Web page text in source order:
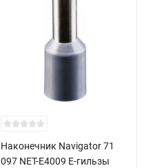
Наконечник Navigator 71
097 NET-E4009 Е-гильзы